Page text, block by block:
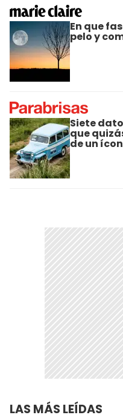
En que
pelo y
Siete
que
de un
LAS MÁS LEÍDAS